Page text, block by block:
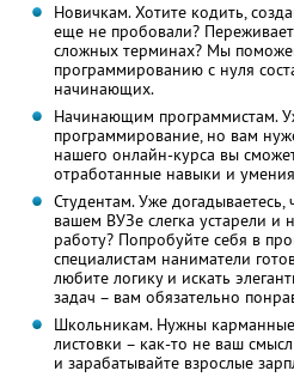
Новичкам. Хотите кодить,
еще не пробовали?
сложных терминах? Мы
программированию с нуля
начинающих.
Начинающим программистам.
программирование, но вам
нашего онлайн-курса вы
отработанные навыки и
Студентам. Уже
вашем ВУЗе слегка устарели и
работу? Попробуйте себя в
специалистам наниматели
любите логику и искать
задач – вам обязательно
Школьникам. Нужны карманные
листовки – как-то не ваш
и зарабатывайте взрослые